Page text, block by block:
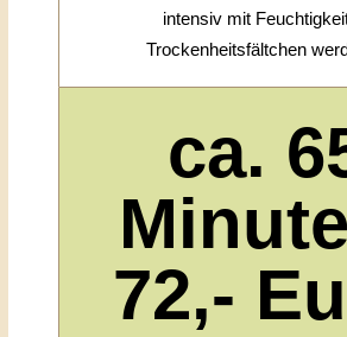
intensiv mit
Trockenheitsfältchen
ca.
72,-